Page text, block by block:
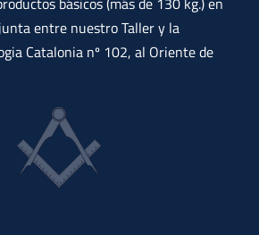
entre nuestro Taller y la
Catalonia nº 102, al Oriente de